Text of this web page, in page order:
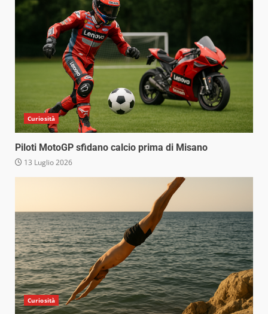
Curiosità
Piloti MotoGP sfidano calcio prima di Misano
13 Luglio 2026
Curiosità